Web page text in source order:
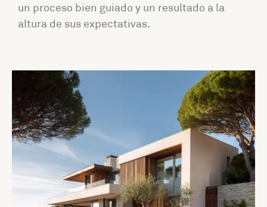
un proceso bien guiado y un resultado a la
altura de sus expectativas.